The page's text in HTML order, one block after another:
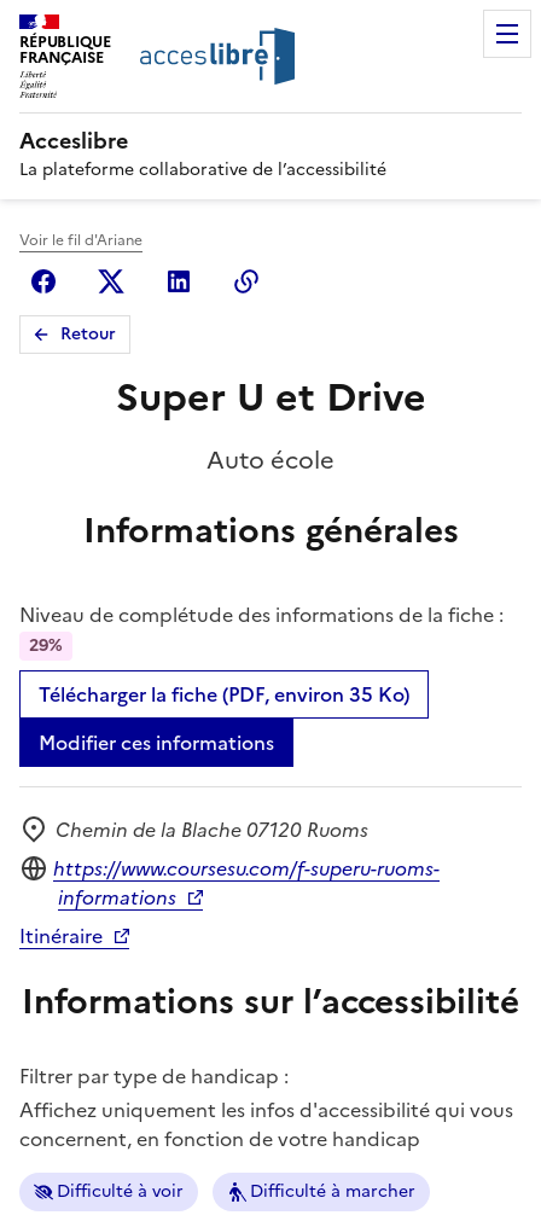
RÉPUBLIQUE
FRANÇAISE
Acceslibre
La plateforme collaborative de l’accessibilité
Voir le fil d'Ariane
FacebookX (anciennement Twitter)
Linkedin
Retour
Super U et Drive
Auto école
Informations générales
Niveau de complétude des informations de la fiche :
29%
Télécharger la fiche (PDF, environ 35 Ko)
Modifier ces informations
Adresse
Chemin de la Blache 07120 Ruoms
Site internet
https://www.coursesu.com/f-superu-ruoms-
informations
Itinéraire
Informations sur l’accessibilité
Filtrer par type de handicap :
Affichez uniquement les infos d'accessibilité qui vous
concernent, en fonction de votre handicap
Difficulté à voir Difficulté à marcher